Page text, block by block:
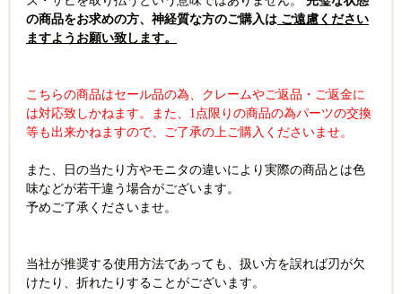
の商品をお求めの方、神経質な方のご購入は ご遠慮ください
ますようお願い致します。
こちらの商品はセール品の為、クレームやご返品・ご返金に
は対応致しかねます。また、1点限りの商品の為パーツの交換
等も出来かねますので、ご了承の上ご購入くださいませ。
また、日の当たり方やモニタの違いにより実際の商品とは色
味などが若干違う場合がございます。
予めご了承くださいませ。
当社が推奨する使用方法であっても、扱い方を誤れば刃が欠
けたり、折れたりすることがございます。